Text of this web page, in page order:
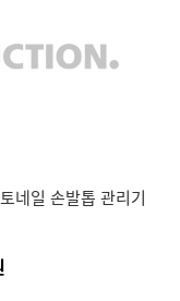
네일 손발톱 관리기